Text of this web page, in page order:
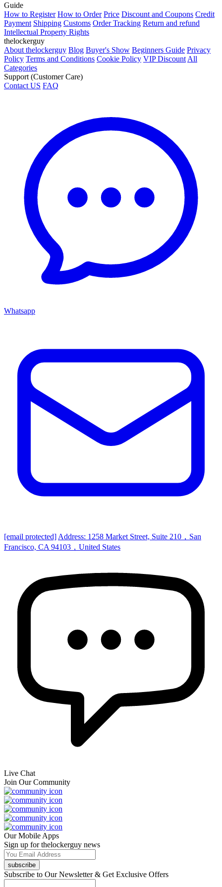
Guide
How to Register How to Order Price Discount and Coupons Credit
Payment Shipping Customs Order Tracking Return and refund
Intellectual Property Rights
thelockerguy
About thelockerguy Blog Buyer's Show Beginners Guide Privacy
Policy Terms and Conditions Cookie Policy VIP Discount All
Categories
Support (Customer Care)
Contact US FAQ
Whatsapp
[email protected] Address: 1258 Market Street, Suite 210，San
Francisco, CA 94103，United States
Live Chat
Join Our Community
Our Mobile Apps
Sign up for thelockerguy news
subscribe
Subscribe to Our Newsletter & Get Exclusive Offers